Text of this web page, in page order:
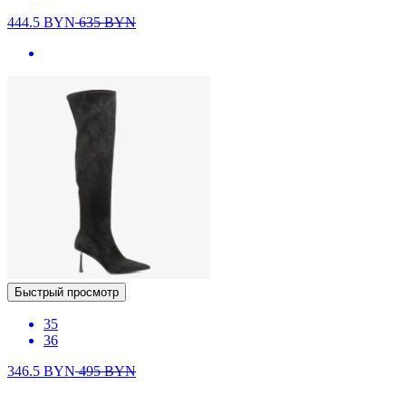
444.5 BYN635BYN
Быстрый просмотр
35
36
346.5 BYN495BYN